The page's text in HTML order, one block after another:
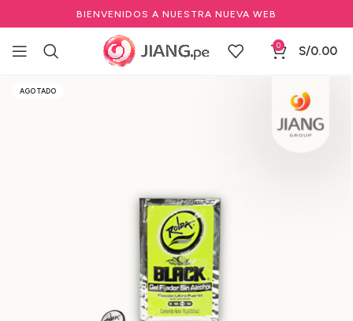
BIENVENIDOS A NUESTRA NUEVA WEB
0 S/0.00
Inicio Marcas Profesionales de Belleza
AGOTADO